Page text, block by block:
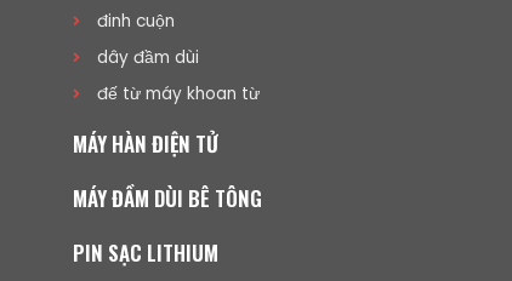
đinh cuộn
dây đầm dùi
đế từ máy khoan từ
MÁY HÀN ĐIỆN TỬ
MÁY ĐẦM DÙI BÊ TÔNG
PIN SẠC LITHIUM